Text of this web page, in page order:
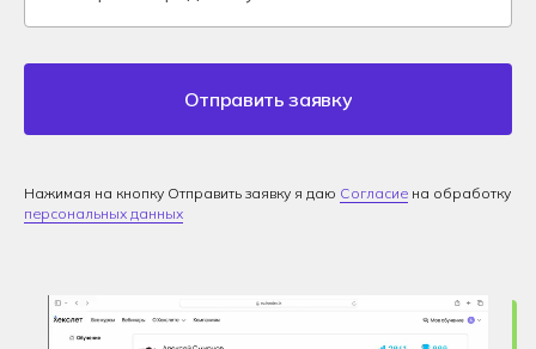
Отправить заявку
Нажимая на кнопку Отправить заявку я даю Согласие на обработку
персональных данных